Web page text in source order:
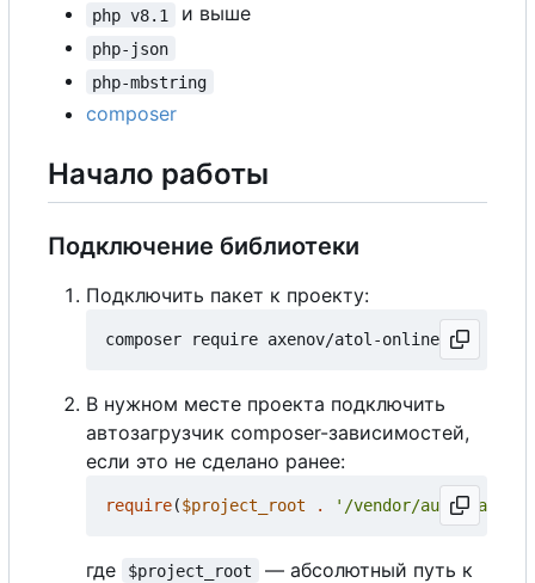
php v8.1 и выше
php-json
php-mbstring
composer
Начало работы
Подключение библиотеки
Подключить пакет к проекту:
В нужном месте проекта подключить
автозагрузчик composer-зависимостей,
если это не сделано ранее:
require($project_root . '/vendor/
где $project_root
— абсолютный путь к